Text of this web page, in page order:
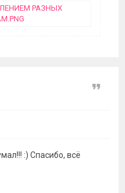
Цитата
:) Спасибо, всё